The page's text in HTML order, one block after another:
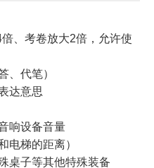
、考卷放大2倍，允许使
、代笔）
达意思
响设备音量
电梯的距离）
桌子等其他特殊装备